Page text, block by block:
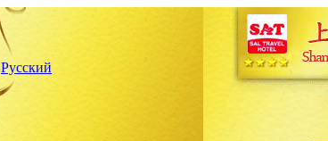
Русский